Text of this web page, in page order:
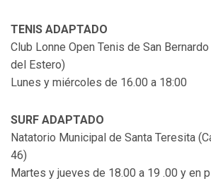
TENIS ADAPTADO
Club Lonne Open Tenis de San
del Estero)
Lunes y miércoles de 16.00 a 18:00
SURF ADAPTADO
Natatorio Municipal de Santa Teresita
46)
Martes y jueves de 18.00 a 19 .00 y en